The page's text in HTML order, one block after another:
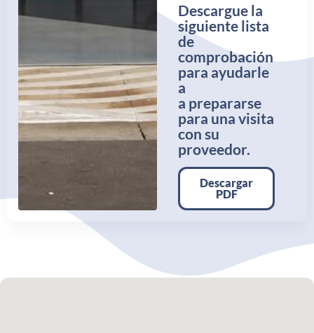
Descargue la
siguiente lista
de
comprobación
para ayudarle
a
a prepararse
para una visita
con su
proveedor.
Descargar
PDF